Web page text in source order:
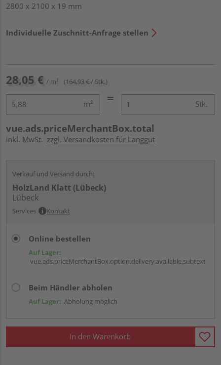
2800 x 2100 x 19 mm
Individuelle Zuschnitt-Anfrage stellen
28,05 € / m² (164,93 € / Stk.)
m² Stk.
vue.ads.priceMerchantBox.total
inkl. MwSt. zzgl. Versandkosten für Langgut
Verkauf und Versand durch:
HolzLand Klatt (Lübeck)
Lübeck
Services Kontakt
Online bestellen
Auf Lager:
vue.ads.priceMerchantBox.option.delivery.available.subtext
Beim Händler abholen
Auf Lager: Abholung möglich
In den Warenkorb